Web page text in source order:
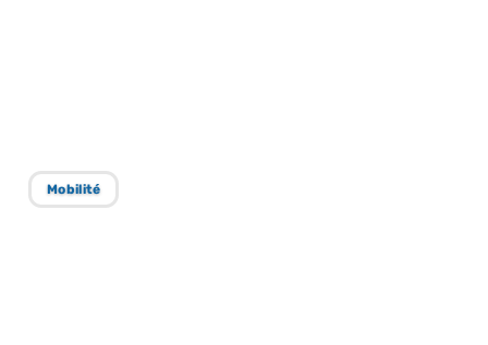
Mobilité